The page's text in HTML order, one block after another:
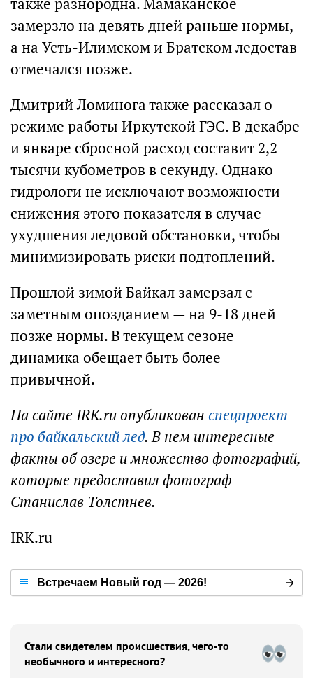
замерзло на девять дней раньше нормы,
а на Усть-Илимском и Братском ледостав
отмечался позже.
Дмитрий Ломинога также рассказал о
режиме работы Иркутской ГЭС. В декабре
и январе сбросной расход составит 2,2
тысячи кубометров в секунду. Однако
гидрологи не исключают возможности
снижения этого показателя в случае
ухудшения ледовой обстановки, чтобы
минимизировать риски подтоплений.
Прошлой зимой Байкал замерзал с
заметным опозданием — на 9-18 дней
позже нормы. В текущем сезоне
динамика обещает быть более
привычной.
На сайте IRK.ru опубликован спецпроект
про байкальский лед. В нем интересные
факты об озере и множество фотографий,
которые предоставил фотограф
Станислав Толстнев.
IRK.ru
Встречаем Новый год — 2026!
Стали свидетелем происшествия, чего-то
необычного и интересного?